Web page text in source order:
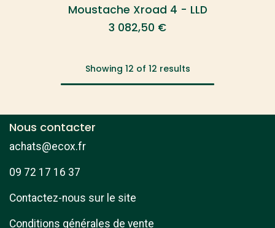
Moustache Xroad 4 - LLD
3 082,50 €
Showing 12 of 12 results
Nous contacter
achats@ecox.fr
09 72 17 16 37
Contactez-nous sur le site
Conditions générales de vente